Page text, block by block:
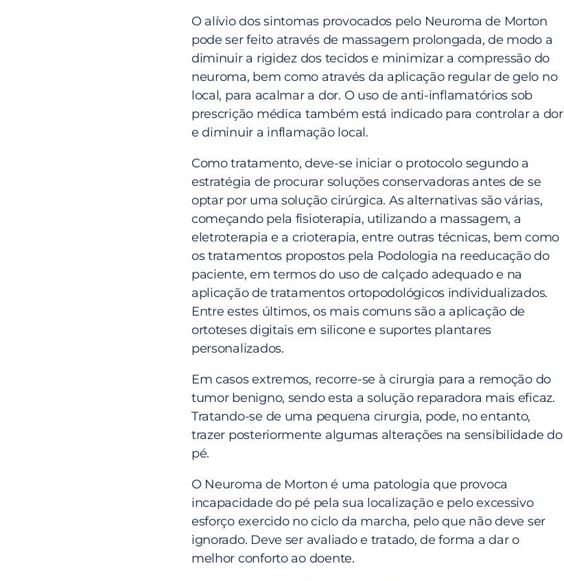
O alívio dos sintomas provocados pelo Neuroma de Morton
pode ser feito através de massagem prolongada, de modo a
diminuir a rigidez dos tecidos e minimizar a compressão do
neuroma, bem como através da aplicação regular de gelo no
local, para acalmar a dor. O uso de anti-inflamatórios sob
prescrição médica também está indicado para controlar a dor
e diminuir a inflamação local.
Como tratamento, deve-se iniciar o protocolo segundo a
estratégia de procurar soluções conservadoras antes de se
optar por uma solução cirúrgica. As alternativas são várias,
começando pela fisioterapia, utilizando a massagem, a
eletroterapia e a crioterapia, entre outras técnicas, bem como
os tratamentos propostos pela Podologia na reeducação do
paciente, em termos do uso de calçado adequado e na
aplicação de tratamentos ortopodológicos individualizados.
Entre estes últimos, os mais comuns são a aplicação de
ortoteses digitais em silicone e suportes plantares
personalizados.
Em casos extremos, recorre-se à cirurgia para a remoção do
tumor benigno, sendo esta a solução reparadora mais eficaz.
Tratando-se de uma pequena cirurgia, pode, no entanto,
trazer posteriormente algumas alterações na sensibilidade do
pé.
O Neuroma de Morton é uma patologia que provoca
incapacidade do pé pela sua localização e pelo excessivo
esforço exercido no ciclo da marcha, pelo que não deve ser
ignorado. Deve ser avaliado e tratado, de forma a dar o
melhor conforto ao doente.